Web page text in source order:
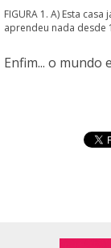
FIGURA 1. A) Esta
aprendeu nada desde
Enfim... o mundo